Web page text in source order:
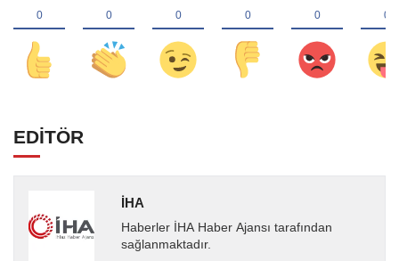
EDİTÖR
İHA
Haberler İHA Haber Ajansı tarafından
sağlanmaktadır.